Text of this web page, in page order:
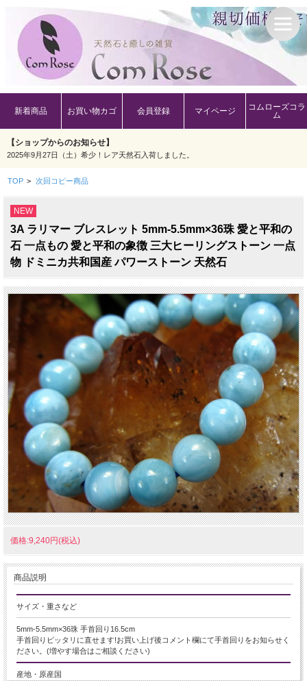
新着商品 お買い物カゴ 会員登録 マイページ
コムローズコラ
ム
【ショップからのお知らせ】
2025年9月27日（土）希少！レア天然石入荷しました。
TOP > 次回コピー商品
NEW
3A ラリマー ブレスレット 5mm-5.5mm×36珠 愛と平和の
石 一点もの 愛と平和の象徴 三大ヒーリングストーン 一点
物 ドミニカ共和国産 パワーストーン 天然石
価格:9,240円(税込)
商品説明
サイズ・重さなど
5mm-5.5mm×36珠 手首回り16.5cm
手首回りピッタリに直せます!お買い上げ後コメント欄にて手首回りをお知らせく
ださい。(増やす場合はご相談ください)
産地・原産国